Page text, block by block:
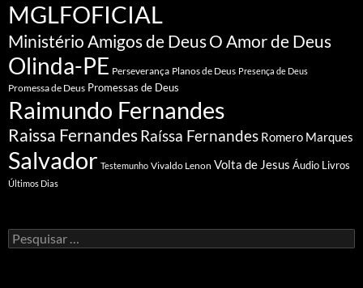
MGLFOFICIAL
Ministério Amigos de DeusO Amor de Deus
Olinda-PE Perseverança Planos de Deus Presença de Deus
Promessa de Deus Promessas de Deus
Raimundo Fernandes
Raissa FernandesRaíssa Fernandes Romero Marques
Salvador Testemunho Vivaldo Lenon Volta de Jesus Áudio Livros
Últimos Dias
Pesquisar
por: